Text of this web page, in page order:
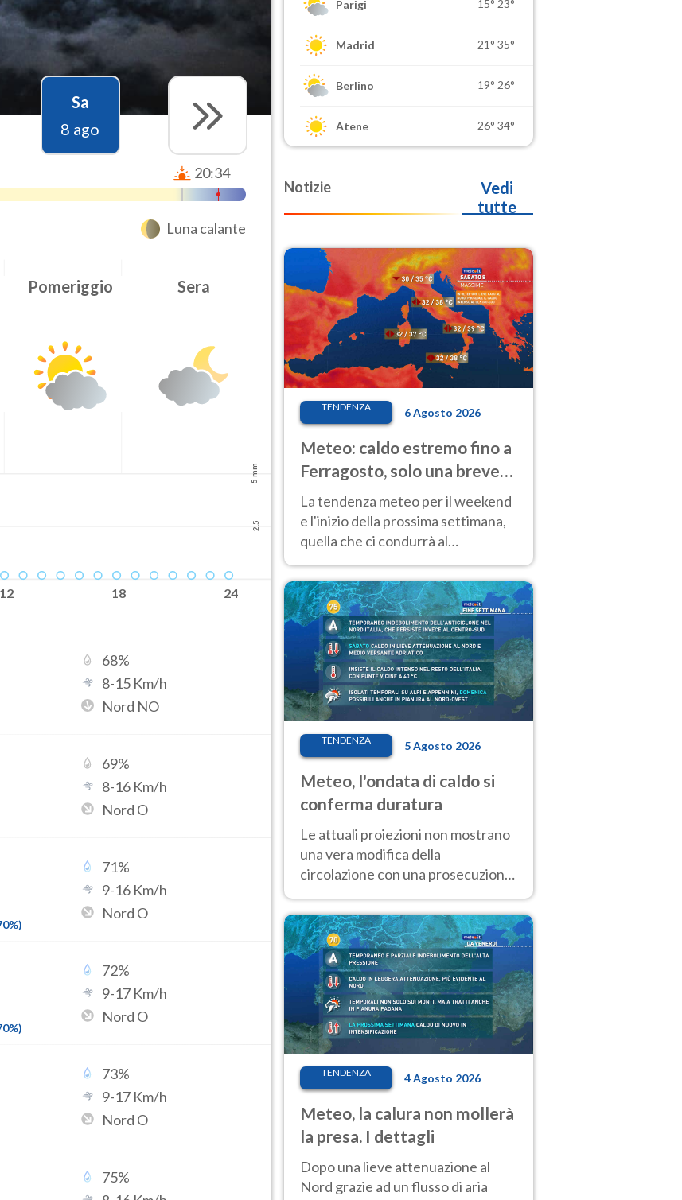
Sa
8 ago
20:34
Luna calante
Pomeriggio Sera
5 mm
2.5
12 18 24
68%
8-15 Km/h
Nord NO
69%
8-16 Km/h
Nord O
%)
71%
9-16 Km/h
Nord O
%)
72%
9-17 Km/h
Nord O
73%
9-17 Km/h
Nord O
75%
Parigi 15° 23°
Madrid 21° 35°
Berlino 19° 26°
Atene 26° 34°
Notizie
Vedi
tutte
TENDENZA 6 Agosto 2026
Meteo: caldo estremo fino a
Ferragosto, solo una breve
pausa. Ecco dove
La tendenza meteo per il weekend
e l'inizio della prossima settimana,
quella che ci condurrà al
temperature molto elevate
TENDENZA 5 Agosto 2026
Meteo, l'ondata di caldo si
conferma duratura
Le attuali proiezioni non mostrano
una vera modifica della
circolazione con una prosecuzione
giorni, compresa la settimana di
Ferragosto
TENDENZA 4 Agosto 2026
Meteo, la calura non mollerà
la presa. I dettagli
Dopo una lieve attenuazione al
Nord grazie ad un flusso di aria